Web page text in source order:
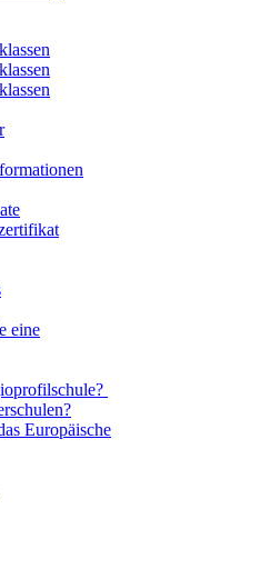
eine
Europäische